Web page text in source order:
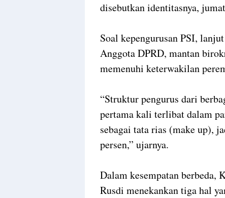
disebutkan identitasnya,
Soal kepengurusan PSI,
Anggota DPRD, mantan
memenuhi keterwakilan
“Struktur pengurus dari
pertama kali terlibat dalam
sebagai tata rias (make up),
persen,” ujarnya.
Dalam kesempatan berbeda,
Rusdi menekankan tiga hal